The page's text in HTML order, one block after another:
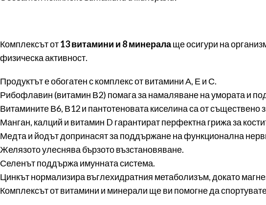
Комплексът от13 витамини и 8 минералаще осигури на
физическа активност.
Продуктът е обогатен с комплекс от витамини А, Е и С.
Рибофлавин (витамин В2) помага за намаляване на умората и
Витамините В6, В12 и пантотеновата киселина са от
Манган, калций и витамин D гарантират перфектна грижа за
Медта и йодът допринасят за поддържане на функционална
Желязото улеснява бързото възстановяване.
Селенът поддържа имунната система.
Цинкът нормализира въглехидратния метаболизъм, докато
Комплексът от витамини и минерали ще ви помогне да